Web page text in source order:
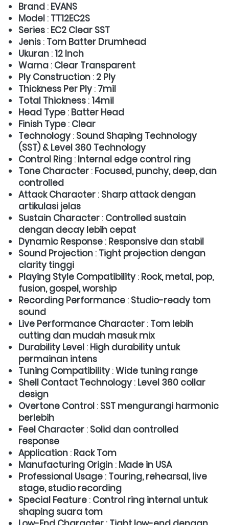
Brand : EVANS
Model : TT12EC2S
Series : EC2 Clear SST
Jenis : Tom Batter Drumhead
Ukuran : 12 Inch
Warna : Clear Transparent
Ply Construction : 2 Ply
Thickness Per Ply : 7mil
Total Thickness : 14mil
Head Type : Batter Head
Finish Type : Clear
Technology : Sound Shaping Technology
(SST) & Level 360 Technology
Control Ring : Internal edge control ring
Tone Character : Focused, punchy, deep, dan
controlled
Attack Character : Sharp attack dengan
artikulasi jelas
Sustain Character : Controlled sustain
dengan decay lebih cepat
Dynamic Response : Responsive dan stabil
Sound Projection : Tight projection dengan
clarity tinggi
Playing Style Compatibility : Rock, metal, pop,
fusion, gospel, worship
Recording Performance : Studio-ready tom
sound
Live Performance Character : Tom lebih
cutting dan mudah masuk mix
Durability Level : High durability untuk
permainan intens
Tuning Compatibility : Wide tuning range
Shell Contact Technology : Level 360 collar
design
Overtone Control : SST mengurangi harmonic
berlebih
Feel Character : Solid dan controlled
response
Application : Rack Tom
Manufacturing Origin : Made in USA
Professional Usage : Touring, rehearsal, live
stage, studio recording
Special Feature : Control ring internal untuk
shaping suara tom